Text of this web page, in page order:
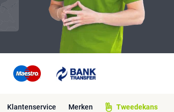
Klantenservice Merken Tweedekans